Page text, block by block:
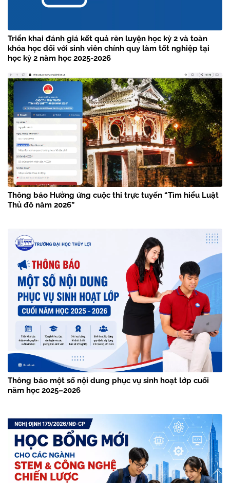
Triển khai đánh giá kết quả rèn luyện học kỳ 2 và toàn
khóa học đối với sinh viên chính quy làm tốt nghiệp tại
học kỳ 2 năm học 2025-2026
Thông báo Hưởng ứng cuộc thi trực tuyến “Tìm hiểu Luật
Thủ đô năm 2026”
Thông báo một số nội dung phục vụ sinh hoạt lớp cuối
năm học 2025–2026